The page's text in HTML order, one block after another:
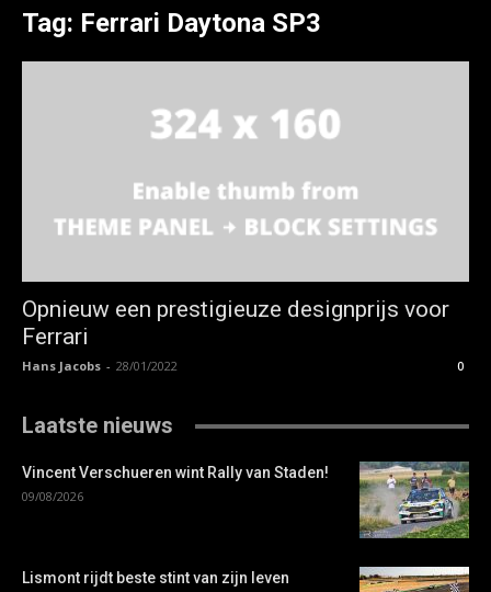
Tag: Ferrari Daytona SP3
Opnieuw een prestigieuze designprijs voor
Ferrari
Hans Jacobs - 28/01/2022 0
Laatste nieuws
Vincent Verschueren wint Rally van Staden!
09/08/2026
Lismont rijdt beste stint van zijn leven